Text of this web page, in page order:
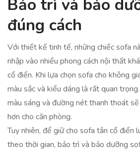
Bảo trì và bảo
đúng cách
Với thiết kế tinh tế, những chiếc sofa
nhập vào nhiều phong cách nội thất
cổ điển. Khi lựa chọn sofa cho không
màu sắc và kiểu dáng là rất quan
màu sáng và đường nét thanh thoát
hơn cho căn phòng.
Tuy nhiên, để giữ cho sofa tân cổ điển
theo thời gian, bảo trì và bảo dưỡng